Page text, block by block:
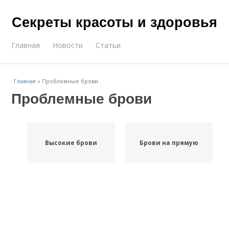
Секреты красоты и здоровья
Главная Новости Статьи
Главная » Проблемные брови
Проблемные брови
Высокие брови Брови на прямую